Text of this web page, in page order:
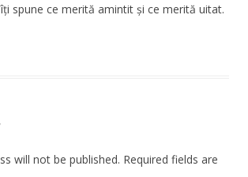
spune ce merită amintit și ce merită uitat.
will not be published. Required fields are